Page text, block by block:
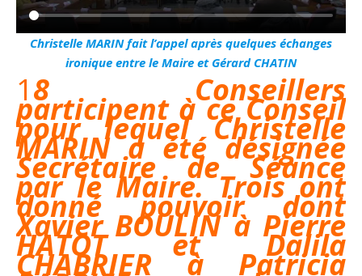
Christelle MARIN fait l’appel après quelques échanges
ironique entre le Maire et Gérard CHATIN
18 Conseillers
participent à ce Conseil
pour lequel Christelle
MARIN a été désignée
Secrétaire de Séance
par le Maire. Trois ont
donné pouvoir dont
Xavier BOULIN à Pierre
HATOT et Dalila
CHABRIER à Patricia